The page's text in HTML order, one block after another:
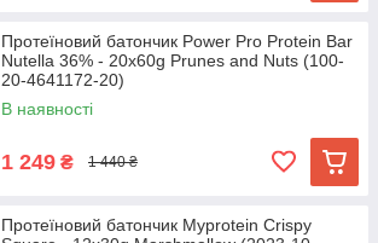
Протеїновий батончик Power Pro Protein Bar
Nutella 36% - 20x60g Prunes and Nuts (100-
20-4641172-20)
В наявності
1 249 ₴ 1 440 ₴
Протеїновий батончик Myprotein Crispy